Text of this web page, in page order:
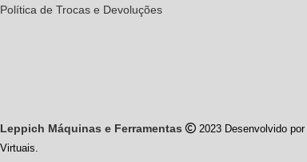
Política de Trocas e Devoluções
Leppich Máquinas e Ferramentas 2023 Desenvolvido por
Virtuais.